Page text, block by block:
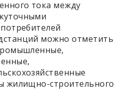
тока между
можно отметить
жилищно-строительного